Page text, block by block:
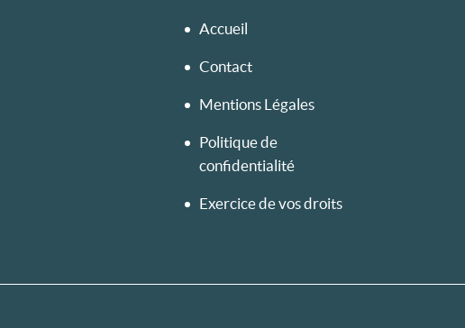
Accueil
Contact
Mentions Légales
Politique de
confidentialité
Exercice de vos droits